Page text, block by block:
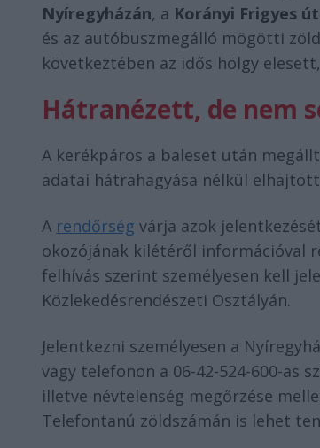
Nyíregyházán, a Korányi Frigyes
és az autóbuszmegálló mögötti
következtében az idős hölgy
Hátranézett, de nem
A kerékpáros a baleset után
adatai hátrahagyása nélkül
A rendőrség várja azok
okozójának kilétéről információval
felhívás szerint személyesen kell
Közlekedésrendészeti Osztályán.
Jelentkezni személyesen a
vagy telefonon a 06-42-524-600-as
illetve névtelenség megőrzése
Telefontanú zöldszámán is lehet